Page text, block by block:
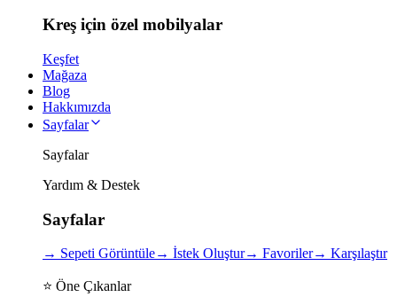
Kreş için özel mobilyalar
Keşfet
Mağaza
Blog
Hakkımızda
Sayfalar
Sayfalar
Yardım & Destek
Sayfalar
→ Sepeti Görüntüle→ İstek Oluştur→ Favoriler→ Karşılaştır
⭐ Öne Çıkanlar